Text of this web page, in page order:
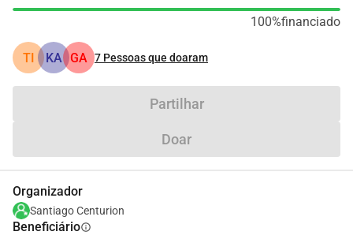
100%financiado
TI KA GA 7 Pessoas que doaram
Partilhar
Doar
Organizador
Santiago Centurion
Beneficiárioinfo